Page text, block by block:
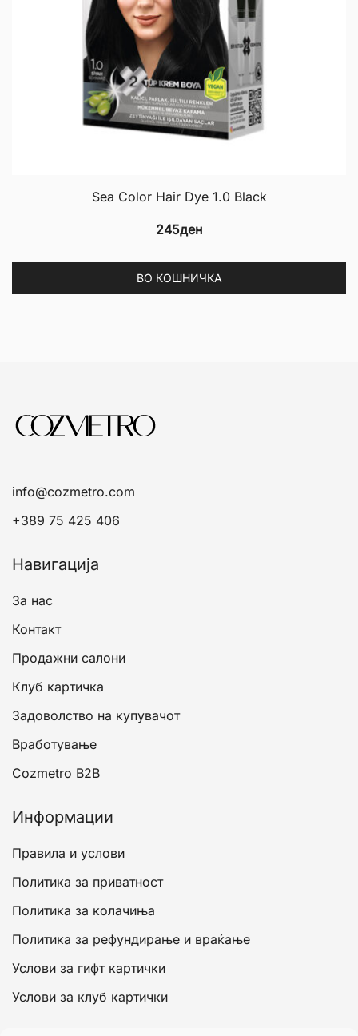
Sea Color Hair Dye 1.0 Black
245ден
ВО КОШНИЧКА
info@cozmetro.com
+389 75 425 406
Навигација
За нас
Контакт
Продажни салони
Клуб картичка
Задоволство на купувачот
Вработување
Cozmetro B2B
Информации
Правила и услови
Политика за приватност
Политика за колачиња
Политика за рефундирање и враќање
Услови за гифт картички
Услови за клуб картички